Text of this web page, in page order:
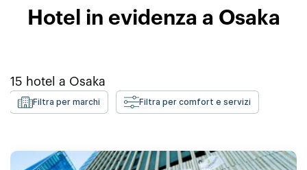
Hotel in evidenza a Osaka
15 hotel a Osaka
Filtra per marchi Filtra per comfort e servizi